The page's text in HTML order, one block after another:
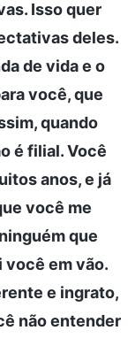
Isso quer
deles.
de vida e o
você, que
quando
é filial. Você
anos, e já
você me
que
você em vão.
e ingrato,
não entender